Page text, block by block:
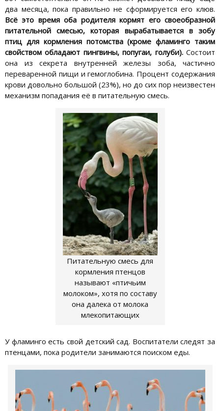
два месяца, пока правильно не сформируется его клюв.
Всё это время оба родителя кормят его своеобразной
питательной смесью, которая вырабатывается в зобу
птиц для кормления потомства (кроме фламинго таким
свойством обладают пингвины, попугаи, голуби).Состоит
она из секрета внутренней железы зоба, частично
переваренной пищи и гемоглобина. Процент содержания
крови довольно большой (23%), но до сих пор неизвестен
механизм попадания её в питательную смесь.
Питательную смесь для
кормления птенцов
называют «птичьим
молоком», хотя по составу
она далека от молока
млекопитающих
У фламинго есть свой детский сад. Воспитатели следят за
птенцами, пока родители занимаются поиском еды.